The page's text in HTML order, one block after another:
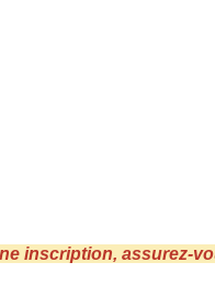
inscription, assurez-